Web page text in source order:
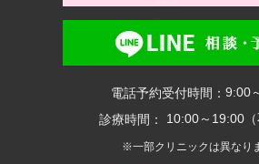
電話予約受付時間： 9:00
診療時間：
10:00～19:00（
※一部クリニックは異なり